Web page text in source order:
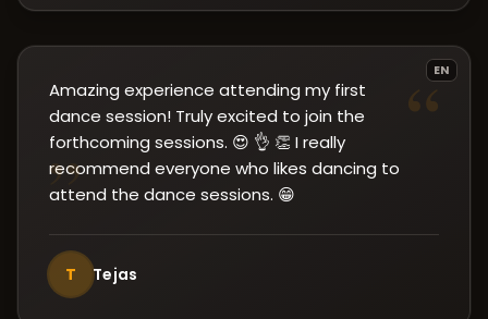
EN
“
”
Amazing experience attending my first
dance session! Truly excited to join the
forthcoming sessions. 😍 👌 👏 I really
recommend everyone who likes dancing to
attend the dance sessions. 😁
T Tejas